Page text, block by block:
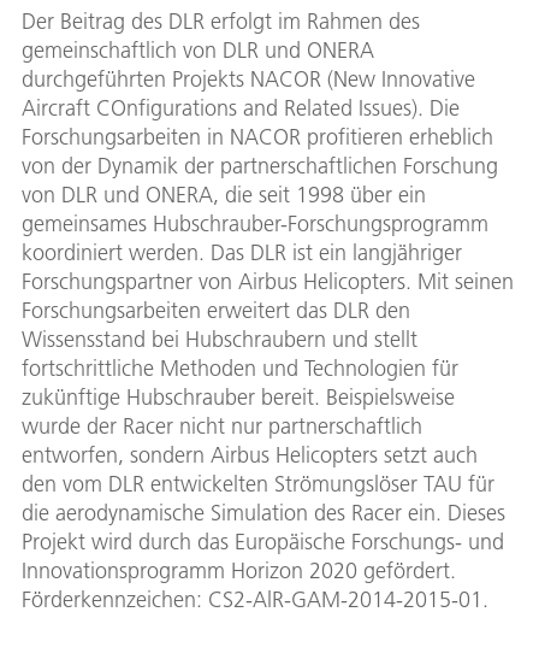
Der Beitrag des DLR erfolgt im Rahmen des
gemeinschaftlich von DLR und ONERA
durchgeführten Projekts NACOR (New Innovative
Aircraft COnfigurations and Related Issues). Die
Forschungsarbeiten in NACOR profitieren erheblich
von der Dynamik der partnerschaftlichen Forschung
von DLR und ONERA, die seit 1998 über ein
gemeinsames Hubschrauber-Forschungsprogramm
koordiniert werden. Das DLR ist ein langjähriger
Forschungspartner von Airbus Helicopters. Mit seinen
Forschungsarbeiten erweitert das DLR den
Wissensstand bei Hubschraubern und stellt
fortschrittliche Methoden und Technologien für
zukünftige Hubschrauber bereit. Beispielsweise
wurde der Racer nicht nur partnerschaftlich
entworfen, sondern Airbus Helicopters setzt auch
den vom DLR entwickelten Strömungslöser TAU für
die aerodynamische Simulation des Racer ein. Dieses
Projekt wird durch das Europäische Forschungs- und
Innovationsprogramm Horizon 2020 gefördert.
Förderkennzeichen: CS2-AlR-GAM-2014-2015-01.